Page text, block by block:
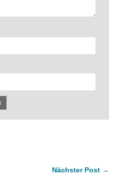
Nächster Post →